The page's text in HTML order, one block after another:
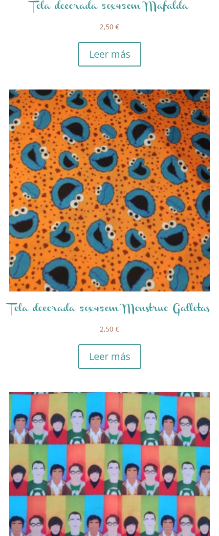
Tela decorada 50x45cm Mafalda
2,50 €
Leer más
Tela decorada 50x45cm Monstruo Galletas
2,50 €
Leer más